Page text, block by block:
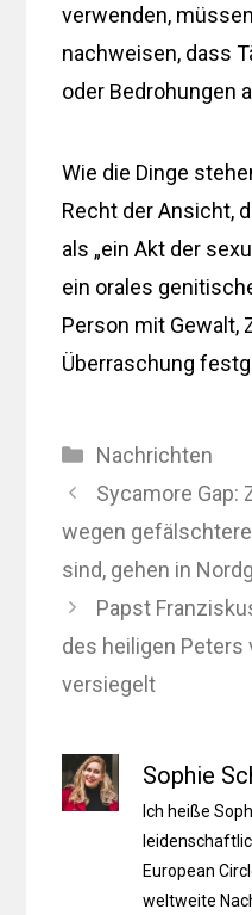
verwenden,
nachweisen, dass
oder Bedrohungen
Wie die Dinge
Recht der Ansicht,
als „ein Akt der
ein orales
Person mit Gewalt,
Überraschung
Kategorien
Nachrichten
Sycamore Gap:
wegen
sind, gehen in
Papst
des heiligen Peters
versiegelt
Sophie
Ich heiße
European
weltweite